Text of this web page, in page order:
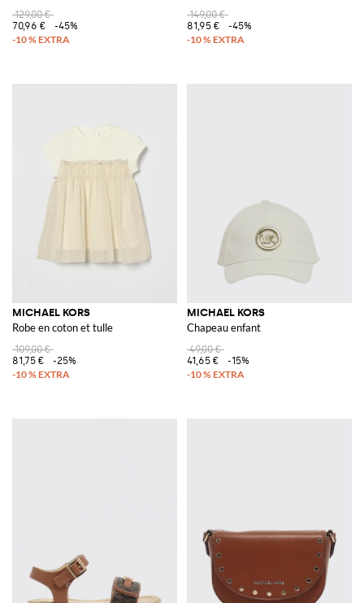
129,00 €
70,96 €
-45%
149,00 €
81,95 €
-45%
MICHAEL KORS
Robe en coton et tulle
109,00 €
81,75 €
-25%
MICHAEL KORS
Chapeau enfant
49,00 €
41,65 €
-15%